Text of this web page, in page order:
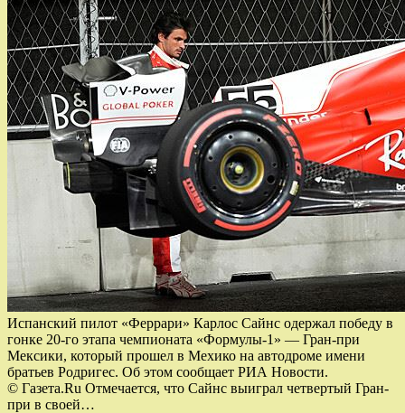
Испанский пилот «Феррари» Карлос Сайнс одержал победу в
гонке 20-го этапа чемпионата «Формулы-1» — Гран-при
Мексики, который прошел в Мехико на автодроме имени
братьев Родригес. Об этом сообщает РИА Новости.
© Газета.Ru Отмечается, что Сайнс выиграл четвертый Гран-
при в своей…